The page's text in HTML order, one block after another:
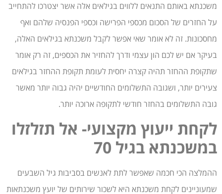
משכנתא באותם התנאים ללווים בגילאים אלה אשר יצטרכו להתחייב
על החזרים של הסכום מכספי הפרישה וכספי הפנסיה שלהם ואף
מחסכונות. זה לא אומר שאי אפשר לקבל משכנתא בגילאים האלה,
בעיקר אם יש לכם הון עצמי ודרך להחזיר את הכספים, זה רק אומר
שתקופת ההחזר תהיה קצרה יחסית לעומת תקופת ההחזר בגילאים
צעירים יותר, ושגובה התשלומים החודשיים יהיה גבוה יותר מאשר
גובה התשלומים בהחזר חודשי לתקופה ארוכה יותר.
לקחת ייעוץ מקצועי- אל תזלזלו
במשכנתא בגיל 70
ההמלצה הכי חכמה שאפשר לתת לאנשים בסביבות גיל השבעים
שמעוניינים לקחת משכנתא היא לשכור שירותים של יועץ משכנתאות